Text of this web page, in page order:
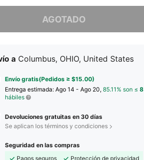
AGOTADO
a Columbus, OHIO, United States
Envío gratis(Pedidos ≥ $15.00)
Entrega estimada: Ago 14 - Ago 20, 85.11% son ≤ 8
hábiles
Devoluciones gratuitas en 30 días
Se aplican los términos y condiciones
Seguridad en las compras
Pagos seguros
Protección de privacidad